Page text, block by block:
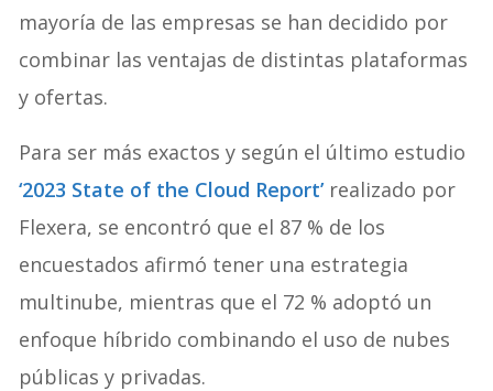
mayoría de las empresas se han decidido por
combinar las ventajas de distintas plataformas
y ofertas.
Para ser más exactos y según el último estudio
‘2023 State of the Cloud Report’realizado por
Flexera, se encontró que el 87 % de los
encuestados afirmó tener una estrategia
multinube, mientras que el 72 % adoptó un
enfoque híbrido combinando el uso de nubes
públicas y privadas.